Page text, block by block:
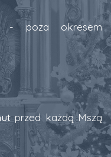
- poza okresem
przed każdą Mszą